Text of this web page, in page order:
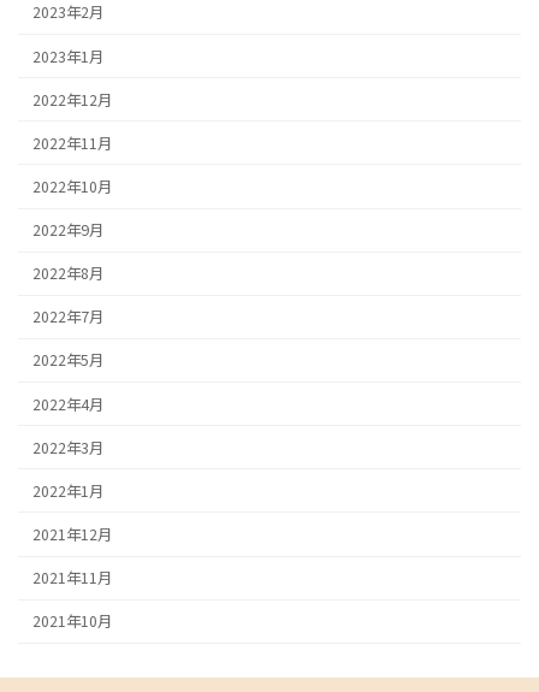
2023年2月
2023年1月
2022年12月
2022年11月
2022年10月
2022年9月
2022年8月
2022年7月
2022年5月
2022年4月
2022年3月
2022年1月
2021年12月
2021年11月
2021年10月